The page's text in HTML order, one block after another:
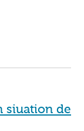
siuation de